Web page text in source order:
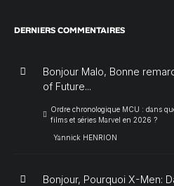
DERNIERS COMMENTAIRES
Bonjour Malo, Bonne
of Future...
Ordre chronologique MCU : dans
films et séries Marvel en 2026 ?
Yannick HENRION
Bonjour, Pourquoi X-Men: